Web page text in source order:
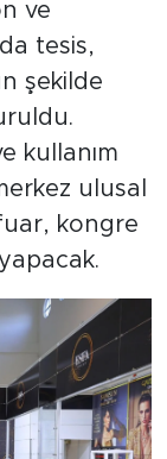
ve
tesis,
şekilde
kullanım
ulusal
kongre